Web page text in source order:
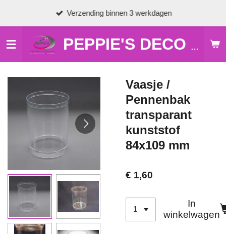
de
hoofdinhoud
PEPPIE'S DECO & HOBBY
Verzending binnen 3 werkdagen
Vaasje /
Pennenbak
transparant
kunststof
84x109 mm
€ 1,60
In
winkelwagen